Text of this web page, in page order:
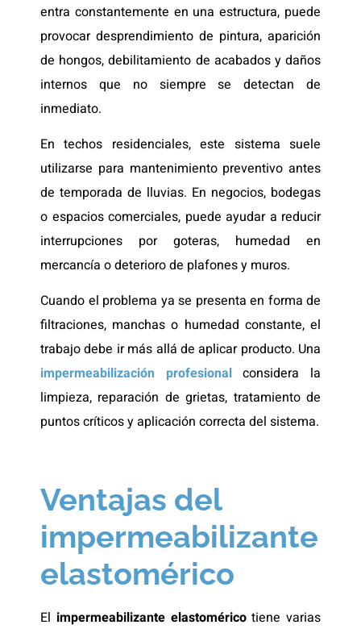
entra constantemente en una estructura, puede
provocar desprendimiento de pintura, aparición
de hongos, debilitamiento de acabados y daños
internos que no siempre se detectan de
inmediato.
En techos residenciales, este sistema suele
utilizarse para mantenimiento preventivo antes
de temporada de lluvias. En negocios, bodegas
o espacios comerciales, puede ayudar a reducir
interrupciones por goteras, humedad en
mercancía o deterioro de plafones y muros.
Cuando el problema ya se presenta en forma de
filtraciones, manchas o humedad constante, el
trabajo debe ir más allá de aplicar producto. Una
impermeabilización profesionalconsidera la
limpieza, reparación de grietas, tratamiento de
puntos críticos y aplicación correcta del sistema.
Ventajas del
impermeabilizante
elastomérico
El impermeabilizante elastoméricotiene varias